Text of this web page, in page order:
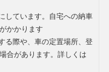
しています。自宅への納車
かかります
る際や、車の定置場所、登
合があります。詳しくは